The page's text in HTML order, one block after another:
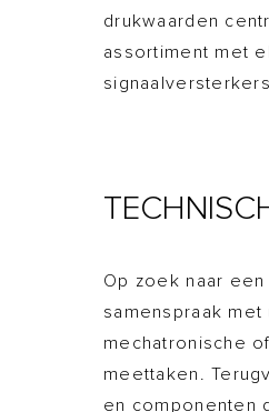
drukwaarden
assortiment met
Op zoek naar
samenspraak
mechatronische
meettaken.
en componenten